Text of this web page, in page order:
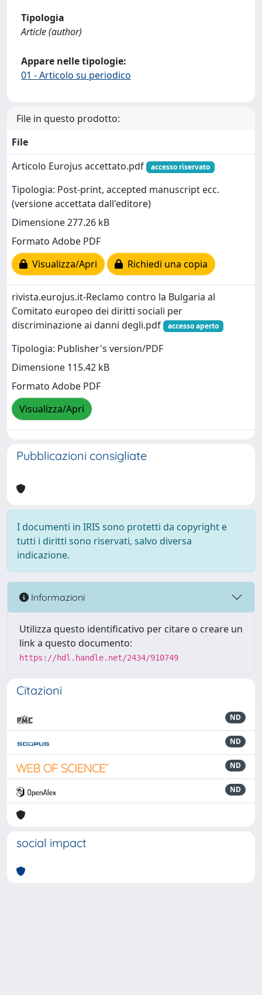
Tipologia
Article (author)
Appare nelle tipologie:
01 - Articolo su periodico
File in questo prodotto:
File
Articolo Eurojus accettato.pdf
accesso riservato
Tipologia: Post-print, accepted manuscript ecc.
(versione accettata dall'editore)
Dimensione 277.26 kB
Formato Adobe PDF
Visualizza/Apri
Richiedi una copia
rivista.eurojus.it-Reclamo contro la Bulgaria al
Comitato europeo dei diritti sociali per
discriminazione ai danni degli.pdf
accesso aperto
Tipologia: Publisher's version/PDF
Dimensione 115.42 kB
Formato Adobe PDF
Visualizza/Apri
Pubblicazioni consigliate
I documenti in IRIS sono protetti da copyright e
tutti i diritti sono riservati, salvo diversa
indicazione.
Informazioni
Utilizza questo identificativo per citare o creare un
link a questo documento:
https://hdl.handle.net/2434/910749
Citazioni
ND
ND
ND
ND
social impact